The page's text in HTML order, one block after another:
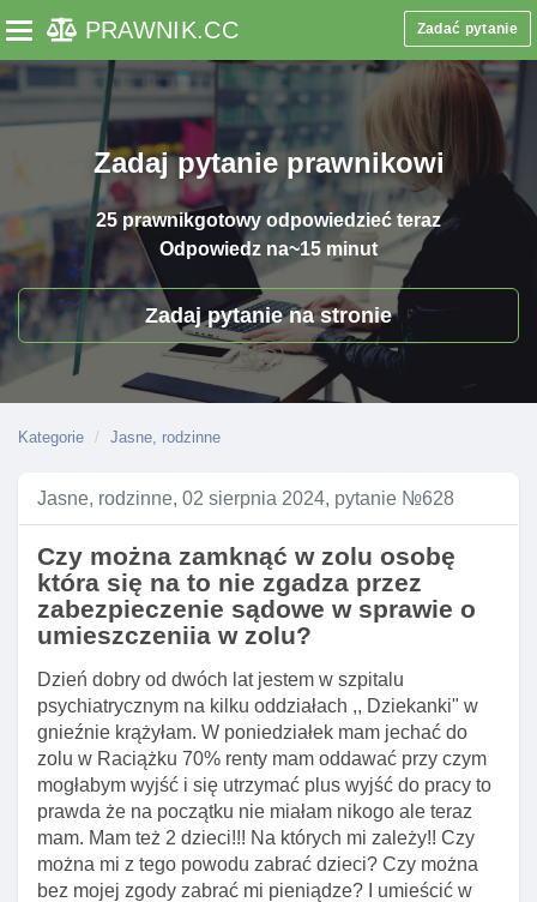
Toggle navigation
PRAWNIK.CC Zadać pytanie
Zadaj pytanie prawnikowi
25 prawnikgotowy odpowiedzieć teraz
Odpowiedz na~15 minut
Zadaj pytanie na stronie
Kategorie Jasne, rodzinne
Jasne, rodzinne, 02 sierpnia 2024, pytanie №628
Czy można zamknąć w zolu osobę
która się na to nie zgadza przez
zabezpieczenie sądowe w sprawie o
umieszczeniia w zolu?
Dzień dobry od dwóch lat jestem w szpitalu
psychiatrycznym na kilku oddziałach ,, Dziekanki" w
gnieźnie krążyłam. W poniedziałek mam jechać do
zolu w Raciążku 70% renty mam oddawać przy czym
mogłabym wyjść i się utrzymać plus wyjść do pracy to
prawda że na początku nie miałam nikogo ale teraz
mam. Mam też 2 dzieci!!! Na których mi zależy!! Czy
można mi z tego powodu zabrać dzieci? Czy można
bez mojej zgody zabrać mi pieniądze? I umieścić w